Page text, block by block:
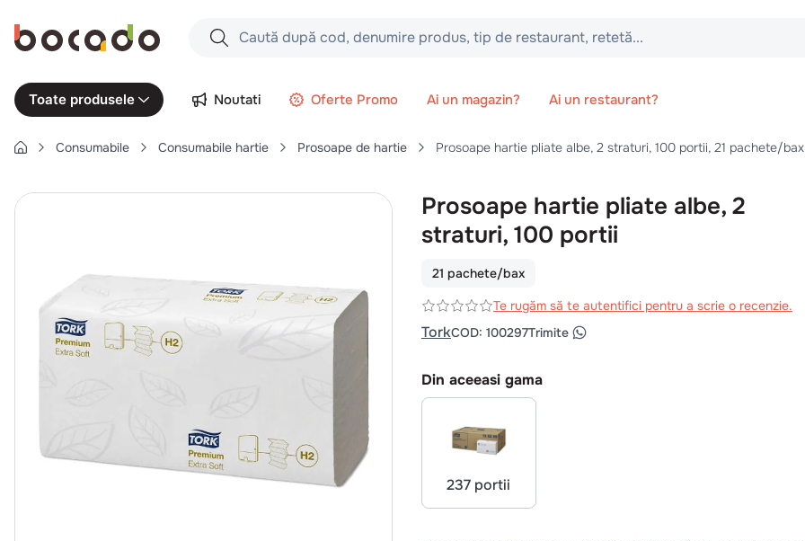
Caută după cod, denumire produs, tip de restaurant, retetă...
Căutări populare
3. pui
6
coaste
ceafa
Toate produsele Noutati Oferte Promo Ai un magazin? Ai un restaurant?
Consumabile Consumabile hartie Prosoape de hartie Prosoape hartie pliate albe, 2 straturi, 100 portii, 21 pachete/bax
Prosoape hartie pliate albe, 2
straturi, 100 portii
21 pachete/bax
Te rugăm să te autentifici pentru a scrie o recenzie.
TorkCOD: 100297Trimite
Din aceeasi gama
237 portii